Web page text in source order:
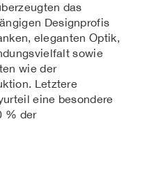
das
Designprofis
eleganten Optik,
sowie
wie der
Letztere
eine besondere
% der